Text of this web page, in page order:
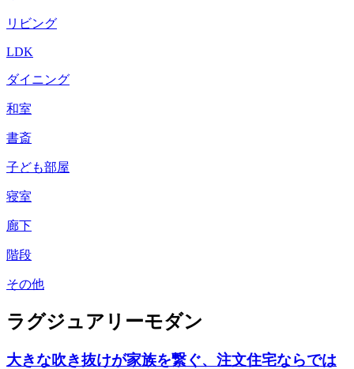
リビング
LDK
ダイニング
和室
書斎
子ども部屋
寝室
廊下
階段
その他
ラグジュアリーモダン
大きな吹き抜けが家族を繋ぐ、注文住宅ならでは